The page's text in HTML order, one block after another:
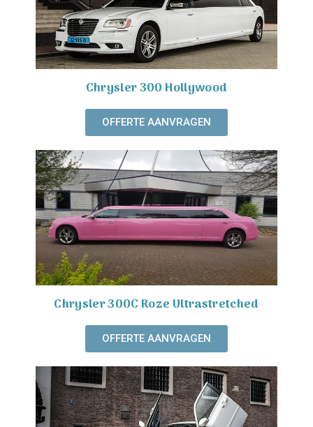
Chrysler 300 Hollywood
OFFERTE AANVRAGEN
Chrysler 300C Roze Ultrastretched
OFFERTE AANVRAGEN